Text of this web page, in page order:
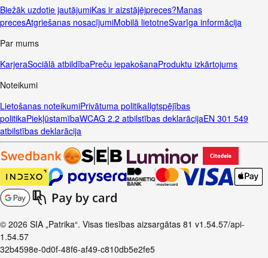
Biežāk uzdotie jautājumiKas ir aizstājējpreces?Manas
precesAtgriešanas nosacījumiMobilā lietotneSvarīga informācija
Par mums
KarjeraSociālā atbildībaPreču iepakošanaProduktu izkārtojums
Noteikumi
Lietošanas noteikumiPrivātuma politikaIlgtspējības
politikaPiekļūstamībaWCAG 2.2 atbilstības deklarācijaEN 301 549
atbilstības deklarācija
© 2026 SIA „Patrika“. Visas tiesības aizsargātas 81 v1.54.57/api-
1.54.57
32b4598e-0d0f-48f6-af49-c810db5e2fe5